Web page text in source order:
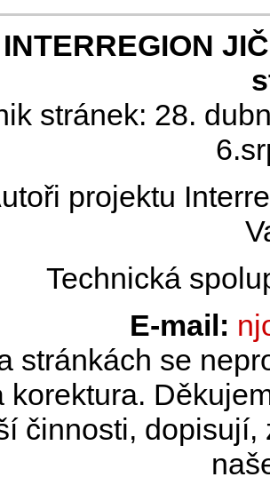
INTERREGION
stránek: 28.
projektu
Technická
E-mail:
stránkách se
korektura.
činnosti,